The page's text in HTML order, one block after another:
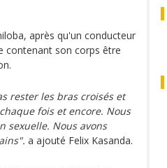
après qu'un conducteur
contenant son corps être
rester les bras croisés et
fois et encore. Nous
sexuelle. Nous avons
a ajouté Felix Kasanda.